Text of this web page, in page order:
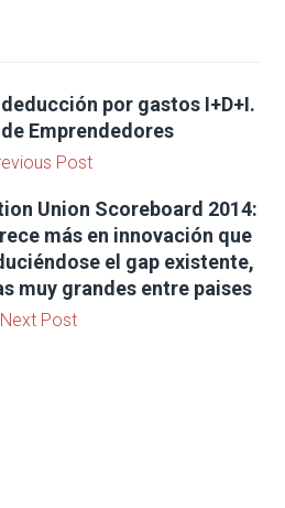
por gastos I+D+I.
Emprendedores
Post
Union Scoreboard 2014:
más en innovación que
el gap existente,
muy grandes entre paises
Next Post